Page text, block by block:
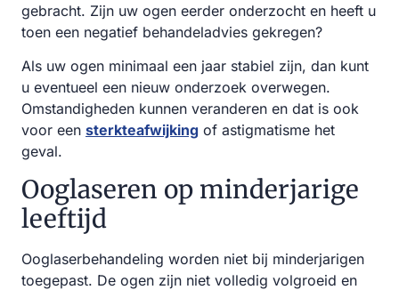
gebracht. Zijn uw ogen eerder onderzocht en heeft u
toen een negatief behandeladvies gekregen?
Als uw ogen minimaal een jaar stabiel zijn, dan kunt
u eventueel een nieuw onderzoek overwegen.
Omstandigheden kunnen veranderen en dat is ook
voor een sterkteafwijking of astigmatisme het
geval.
Ooglaseren op minderjarige
leeftijd
Ooglaserbehandeling worden niet bij minderjarigen
toegepast. De ogen zijn niet volledig volgroeid en